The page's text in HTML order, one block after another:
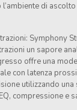
l’ambiente di
Symphony
un sapore
offre una
con latenza
utilizzando
compressione e